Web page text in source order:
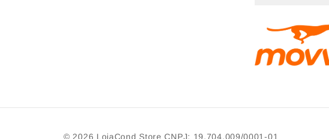
© 2026 LojaCond Store CNPJ: 19.704.009/0001-01